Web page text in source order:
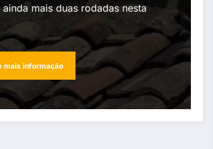
ainda mais duas rodadas nesta
mais informação